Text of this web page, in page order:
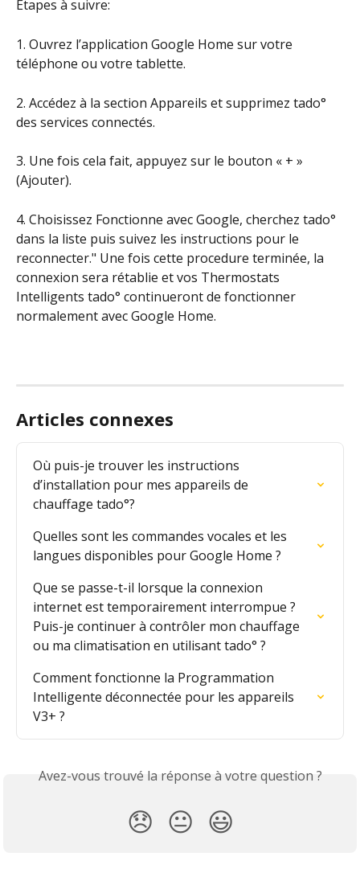
Étapes à suivre:
1. Ouvrez l’application Google Home sur votre
téléphone ou votre tablette.
2. Accédez à la section Appareils et supprimez tado°
des services connectés.
3. Une fois cela fait, appuyez sur le bouton « + »
(Ajouter).
4. Choisissez Fonctionne avec Google, cherchez tado°
dans la liste puis suivez les instructions pour le
reconnecter." Une fois cette procedure terminée, la
connexion sera rétablie et vos Thermostats
Intelligents tado° continueront de fonctionner
normalement avec Google Home.
Articles connexes
Où puis-je trouver les instructions
d’installation pour mes appareils de
chauffage tado°?
Quelles sont les commandes vocales et les
langues disponibles pour Google Home ?
Que se passe-t-il lorsque la connexion
internet est temporairement interrompue ?
Puis-je continuer à contrôler mon chauffage
ou ma climatisation en utilisant tado° ?
Comment fonctionne la Programmation
Intelligente déconnectée pour les appareils
V3+ ?
Avez-vous trouvé la réponse à votre question ?
😞 😐 😃